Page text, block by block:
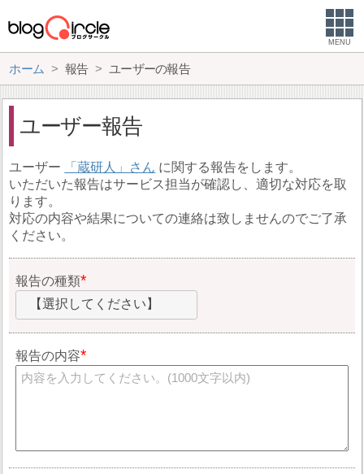
MENU
ホーム 報告 ユーザーの報告
ユーザー報告
ユーザー 蔵研人
に関する報告をします。
いただいた報告はサービス担当が確認し、適切な対応を取
ります。
対応の内容や結果についての連絡は致しませんのでご了承
ください。
報告の種類
【選択してください】
報告の内容